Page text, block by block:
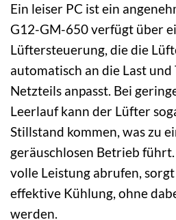
Ein leiser PC ist ein
G12-GM-650 verfügt über
Lüftersteuerung, die die
automatisch an die Last und
Netzteils anpasst. Bei
Leerlauf kann der Lüfter
Stillstand kommen, was zu
geräuschlosen Betrieb
volle Leistung abrufen,
effektive Kühlung, ohne
werden.